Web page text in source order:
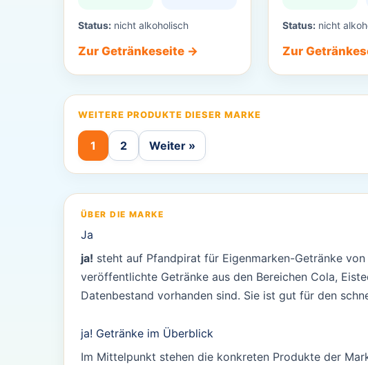
Status: nicht alkoholisch
Zur Getränkeseite →
Status: nicht
Zur
WEITERE PRODUKTE DIESER MARKE
1 2 Weiter »
ÜBER DIE MARKE
Ja
ja! steht auf Pfandpirat für Eigenmarken-Getränke
veröffentlichte Getränke aus den Bereichen Cola,
Datenbestand vorhanden sind. Sie ist gut für den
ja! Getränke im Überblick
Im Mittelpunkt stehen die konkreten Produkte der